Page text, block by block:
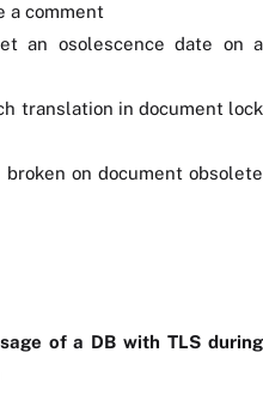
a comment
an osolescence date on a
translation in document lock
broken on document obsolete
of a DB with TLS during